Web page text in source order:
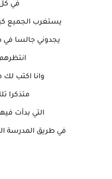
في
يستغرب الجميع
يجدوني جالسا
وانا اكتب لك
متذكرا
التي بدأت
في طريق المدرسة